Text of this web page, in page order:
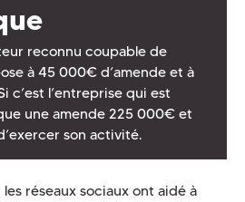
reconnu coupable de
à 45 000€ d’amende et à
c’est l’entreprise qui est
une amende 225 000€ et
son activité.
réseaux sociaux ont aidé à